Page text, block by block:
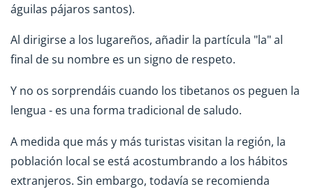
águilas pájaros santos).
Al dirigirse a los lugareños, añadir la partícula "la" al
final de su nombre es un signo de respeto.
Y no os sorprendáis cuando los tibetanos os peguen la
lengua - es una forma tradicional de saludo.
A medida que más y más turistas visitan la región, la
población local se está acostumbrando a los hábitos
extranjeros. Sin embargo, todavía se recomienda